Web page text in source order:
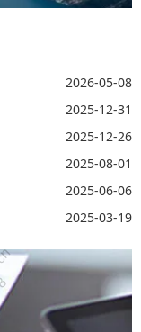
2026-05-08
2025-12-31
2025-12-26
2025-08-01
2025-06-06
2025-03-19